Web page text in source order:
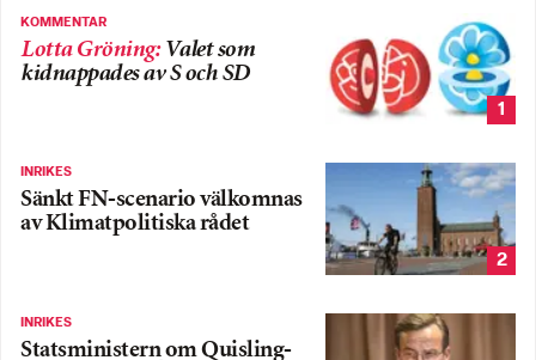
KOMMENTAR
Lotta Gröning: Valet som
kidnappades av S och SD
1
INRIKES
Sänkt FN-scenario välkomnas
av Klimatpolitiska rådet
2
INRIKES
Statsministern om Quisling-